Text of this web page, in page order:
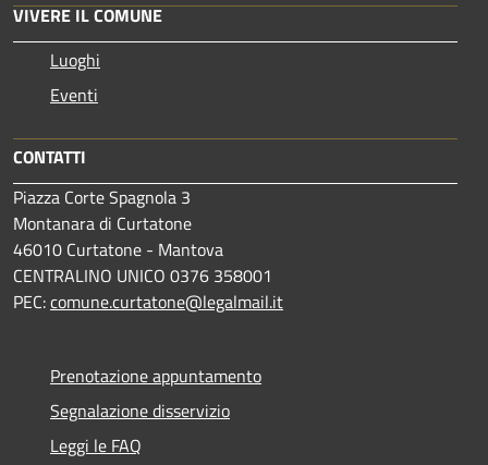
VIVERE IL COMUNE
Luoghi
Eventi
CONTATTI
Piazza Corte Spagnola 3
Montanara di Curtatone
46010 Curtatone - Mantova
CENTRALINO UNICO 0376 358001
PEC:comune.curtatone@legalmail.it
Prenotazione appuntamento
Segnalazione disservizio
Leggi le FAQ